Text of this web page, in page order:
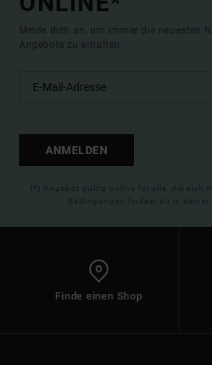
Melde dich an, um immer die neuesten
Angebote zu erhalten.
ANMELDEN
(*) Angebot gültig online für alle, die sich
Bedingungen findest du in deiner
Finde einen Shop